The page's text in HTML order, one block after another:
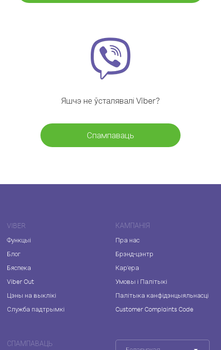
Яшчэ не ўсталявалі Viber?
Спампаваць
VIBER
Функцыі
Блог
Бяспека
Viber Out
Цэны на выклікі
Служба падтрымкі
КАМПАНІЯ
Пра нас
Брэнд-цэнтр
Кар'ера
Умовы і Палітыкі
Палітыка канфідэнцыяльнасці
Customer Complaints Code
СПАМПАВАЦЬ